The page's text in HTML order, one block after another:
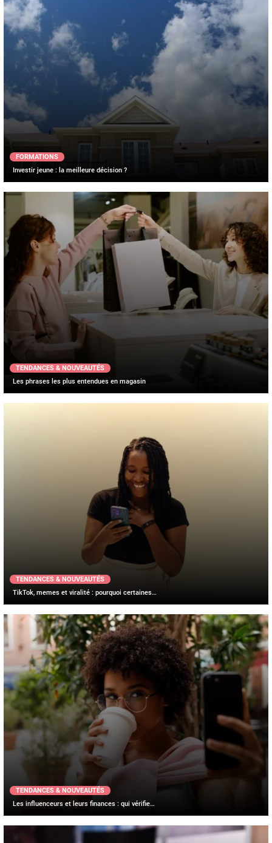
FORMATIONS
Investir jeune : la meilleure décision ?
TENDANCES & NOUVEAUTÉS
Les phrases les plus entendues en magasin
TENDANCES & NOUVEAUTÉS
TikTok, memes et viralité : pourquoi certaines…
TENDANCES & NOUVEAUTÉS
Les influenceurs et leurs finances : qui vérifie…